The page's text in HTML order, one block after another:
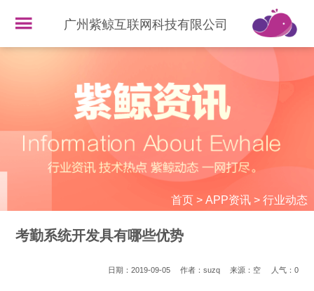
广州紫鲸互联网科技有限公司
首页> APP资讯> 行业动态
考勤系统开发具有哪些优势
日期：2019-09-05 作者：suzq 来源：空 人气： 0